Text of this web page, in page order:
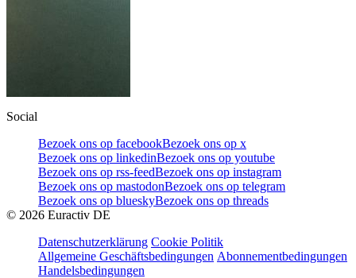
Social
Bezoek ons op facebookBezoek ons op x
Bezoek ons op linkedinBezoek ons op youtube
Bezoek ons op rss-feedBezoek ons op instagram
Bezoek ons op mastodonBezoek ons op telegram
Bezoek ons op blueskyBezoek ons op threads
© 2026 Euractiv DE
Datenschutzerklärung Cookie Politik
Allgemeine Geschäftsbedingungen Abonnementbedingungen
Handelsbedingungen